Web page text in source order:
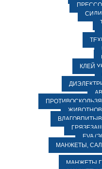
КЛЕЙ
EVA
МАНЖЕТЫ,
МАНЖЕТЫ